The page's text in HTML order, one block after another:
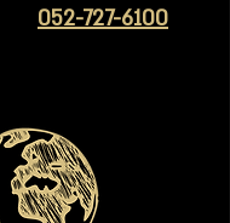
052-727-6100